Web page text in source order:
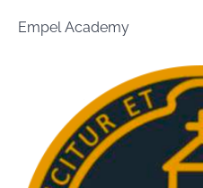
Empel Academy